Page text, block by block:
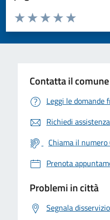
Valuta da 1 a 5 stelle la pagina
Valuta 5
Valuta 4 stelle
Valuta 3 stelle su 5
Valuta 2 stelle su 5
Valuta 1 stelle su 5
Contatta il comune
Leggi le domande
Richiedi assistenza
Chiama il
Prenota
Problemi in città
Segnala disservizio